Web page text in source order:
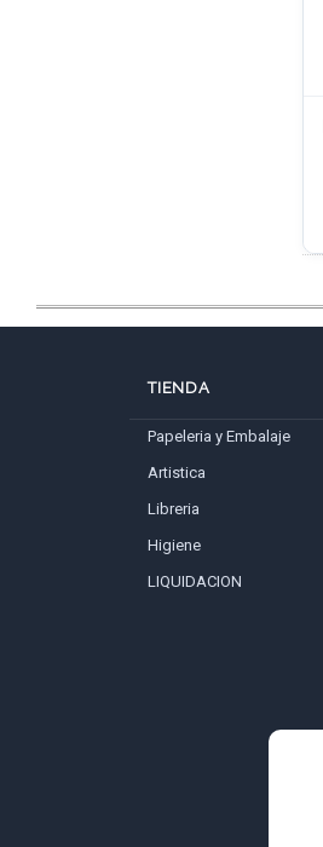
TIENDA
Papeleria y Embalaje
Artistica
Libreria
Higiene
LIQUIDACION